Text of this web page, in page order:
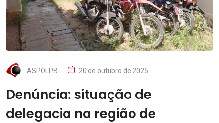
ASPOLPB 20 de outubro de 2025
Denúncia: situação de
delegacia na região de